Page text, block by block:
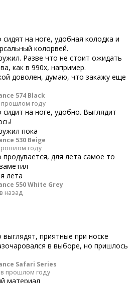
на ноге, удобная колодка и
колорвей.
Разве что не стоит ожидать
как в 990х, например.
доволен, думаю, что закажу еще
574 Black
прошлом году
на ноге, удобно. Выглядит
пока
530 Beige
году
для лета самое то
лета
550 White Grey
назад
приятные при носке
в выборе, но пришлось
Safari Series
в прошлом году
материал